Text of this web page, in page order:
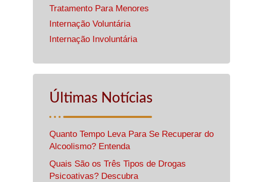
Tratamento Para Menores
Internação Voluntária
Internação Involuntária
Últimas Notícias
Quanto Tempo Leva Para Se Recuperar do
Alcoolismo? Entenda
Quais São os Três Tipos de Drogas
Psicoativas? Descubra